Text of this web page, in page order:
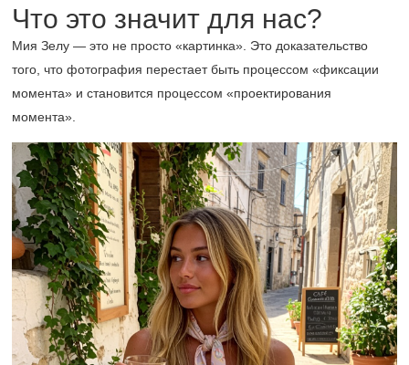
Что это значит для нас?
Мия Зелу — это не просто «картинка». Это доказательство
того, что фотография перестает быть процессом «фиксации
момента» и становится процессом «проектирования
момента».